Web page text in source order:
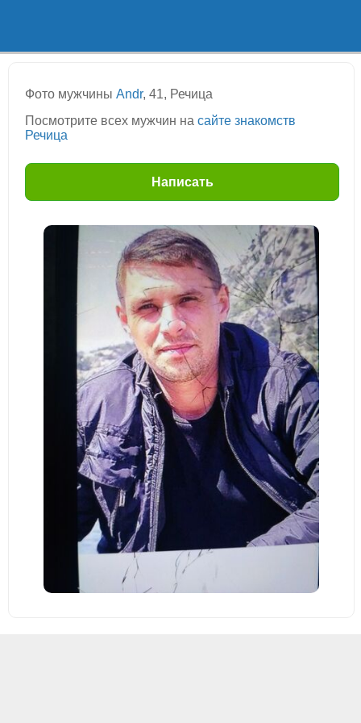
Фото мужчины Andr, 41, Речица
Посмотрите всех мужчин на сайте знакомств
Речица
Написать